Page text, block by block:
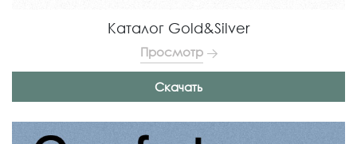
Каталог Gold&Silver
Просмотр
Скачать